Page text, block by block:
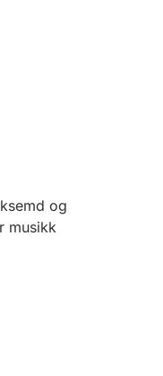
og
musikk